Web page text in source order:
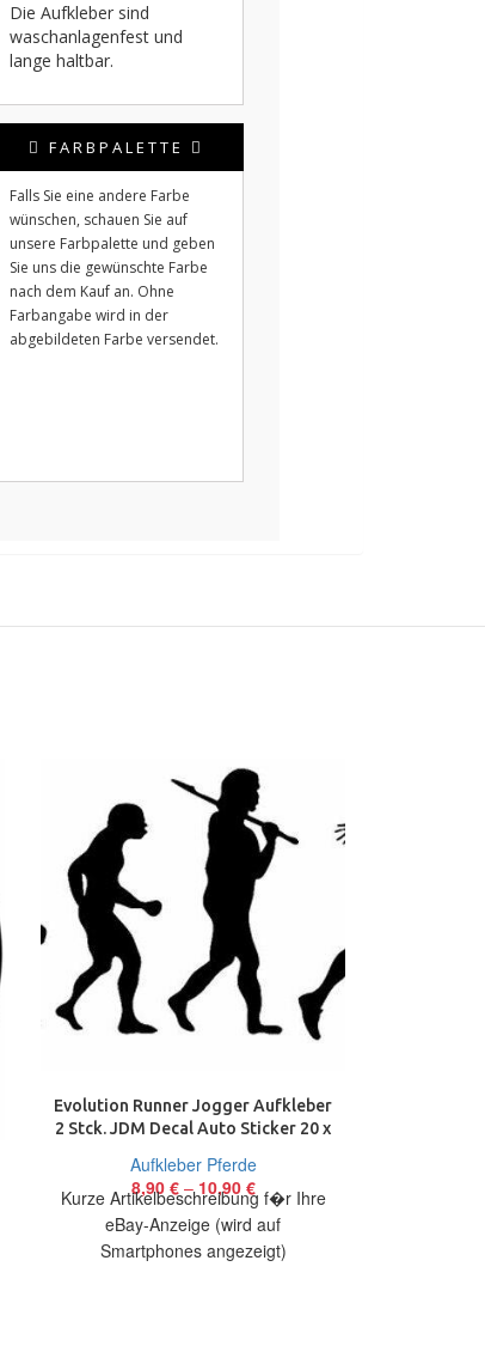
Die Aufkleber sind
waschanlagenfest und
lange haltbar.
FARBPALETTE
Falls Sie eine andere Farbe
wünschen, schauen Sie auf
unsere Farbpalette und geben
Sie uns die gewünschte Farbe
nach dem Kauf an. Ohne
Farbangabe wird in der
abgebildeten Farbe versendet.
Evolution Runner Jogger Aufkleber
2 Stck. JDM Decal Auto Sticker 20 x
Aufkleber Pferde
8,90 €–10,90 €
Kurze Artikelbeschreibung f�r Ihre
eBay-Anzeige (wird auf
Smartphones angezeigt)